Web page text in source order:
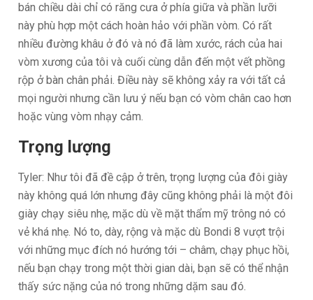
bán chiều dài chỉ có răng cưa ở phía giữa và phần lưỡi
này phù hợp một cách hoàn hảo với phần vòm. Có rất
nhiều đường khâu ở đó và nó đã làm xước, rách của hai
vòm xương của tôi và cuối cùng dẫn đến một vết phồng
rộp ở bàn chân phải. Điều này sẽ không xảy ra với tất cả
mọi người nhưng cần lưu ý nếu bạn có vòm chân cao hơn
hoặc vùng vòm nhạy cảm.
Trọng lượng
Tyler: Như tôi đã đề cập ở trên, trọng lượng của đôi giày
này không quá lớn nhưng đây cũng không phải là một đôi
giày chạy siêu nhẹ, mặc dù về mặt thẩm mỹ trông nó có
vẻ khá nhẹ. Nó to, dày, rộng và mặc dù Bondi 8 vượt trội
với những mục đích nó hướng tới – châm, chạy phục hồi,
nếu bạn chạy trong một thời gian dài, bạn sẽ có thể nhận
thấy sức nặng của nó trong những dặm sau đó.